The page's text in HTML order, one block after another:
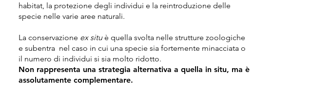
habitat, la protezione degli individui e la reintroduzione delle
specie nelle varie aree naturali.
La conservazione ex situè quella svolta nelle strutture zoologiche
e subentra nel caso in cui una specie sia fortemente minacciata o
il numero di individui si sia molto ridotto.
Non rappresenta una strategia alternativa a quella in situ, ma è
assolutamente complementare.